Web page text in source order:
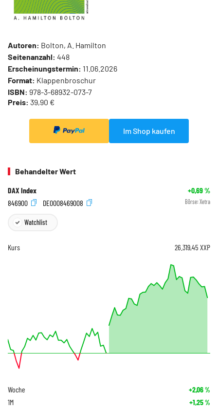
Autoren: Bolton, A. Hamilton
Seitenanzahl: 448
Erscheinungstermin: 11.06.2026
Format: Klappenbroschur
ISBN: 978-3-68932-073-7
Preis: 39,90 €
Im Shop kaufen
Behandelter Wert
DAX Index +0,69%
846900
DE0008469008 Börse: Xetra
Watchlist
Kurs 26.319,45 XXP
Woche +2,06%
1M +1,25%